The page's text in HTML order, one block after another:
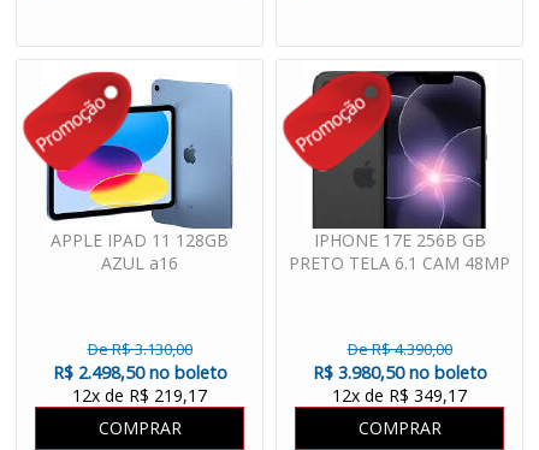
APPLE IPAD 11 128GB
AZUL a16
De R$ 3.130,00
R$ 2.498,50 no boleto
12x de R$ 219,17
COMPRAR
IPHONE 17E 256B GB
PRETO TELA 6.1 CAM 48MP
De R$ 4.390,00
R$ 3.980,50 no boleto
12x de R$ 349,17
COMPRAR